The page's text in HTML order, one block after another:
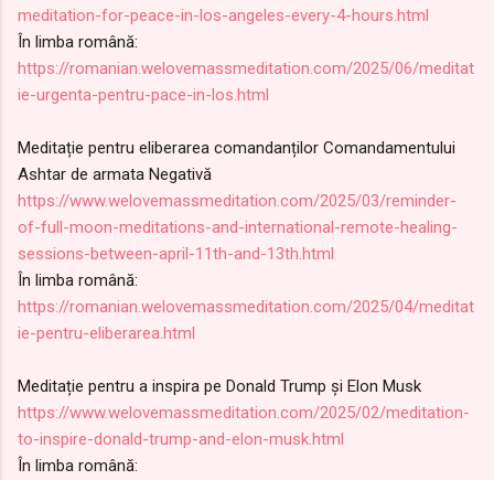
meditation-for-peace-in-los-angeles-every-4-hours.html
În limba română:
https://romanian.welovemassmeditation.com/2025/06/meditat
ie-urgenta-pentru-pace-in-los.html
Meditație pentru eliberarea comandanților Comandamentului
Ashtar de armata Negativă
https://www.welovemassmeditation.com/2025/03/reminder-
of-full-moon-meditations-and-international-remote-healing-
sessions-between-april-11th-and-13th.html
În limba română:
https://romanian.welovemassmeditation.com/2025/04/meditat
ie-pentru-eliberarea.html
Meditație pentru a inspira pe Donald Trump și Elon Musk
https://www.welovemassmeditation.com/2025/02/meditation-
to-inspire-donald-trump-and-elon-musk.html
În limba română: